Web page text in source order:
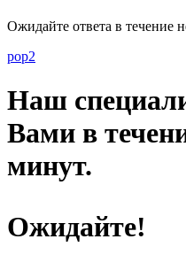
Ожидайте ответа в течение
pop2
Наш
Вами в
минут.
Ожидайте!